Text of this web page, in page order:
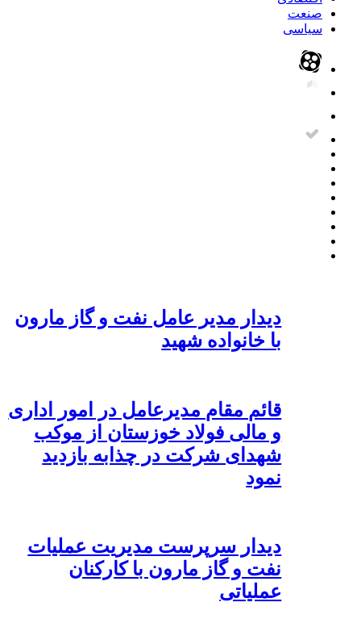
صنعت
سیاسی
دیدار مدیر عامل نفت و گاز مارون
با خانواده شهید
قائم مقام مدیرعامل در امور اداری
و مالی فولاد خوزستان از موکب
شهدای شرکت در چذابه بازدید
نمود
دیدار سرپرست مدیریت عملیات
نفت و گاز مارون با کارکنان
عملیاتی